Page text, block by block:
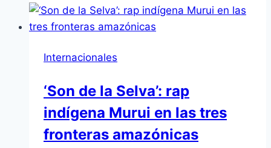
Internacionales
‘Son de la Selva’: rap
indígena Murui en las tres
fronteras amazónicas